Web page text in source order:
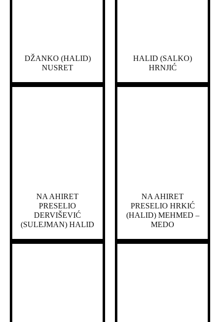
DŽANKO (HALID)
NUSRET
HALID (SALKO)
HRNJIĆ
NA AHIRET
PRESELIO
DERVIŠEVIĆ
(SULEJMAN) HALID
NA AHIRET
PRESELIO HRKIĆ
(HALID) MEHMED –
MEDO